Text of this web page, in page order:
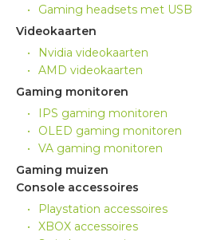
Gaming headsets met USB
Videokaarten
Nvidia videokaarten
AMD videokaarten
Gaming monitoren
IPS gaming monitoren
OLED gaming monitoren
VA gaming monitoren
Gaming muizen
Console accessoires
Playstation accessoires
XBOX accessoires